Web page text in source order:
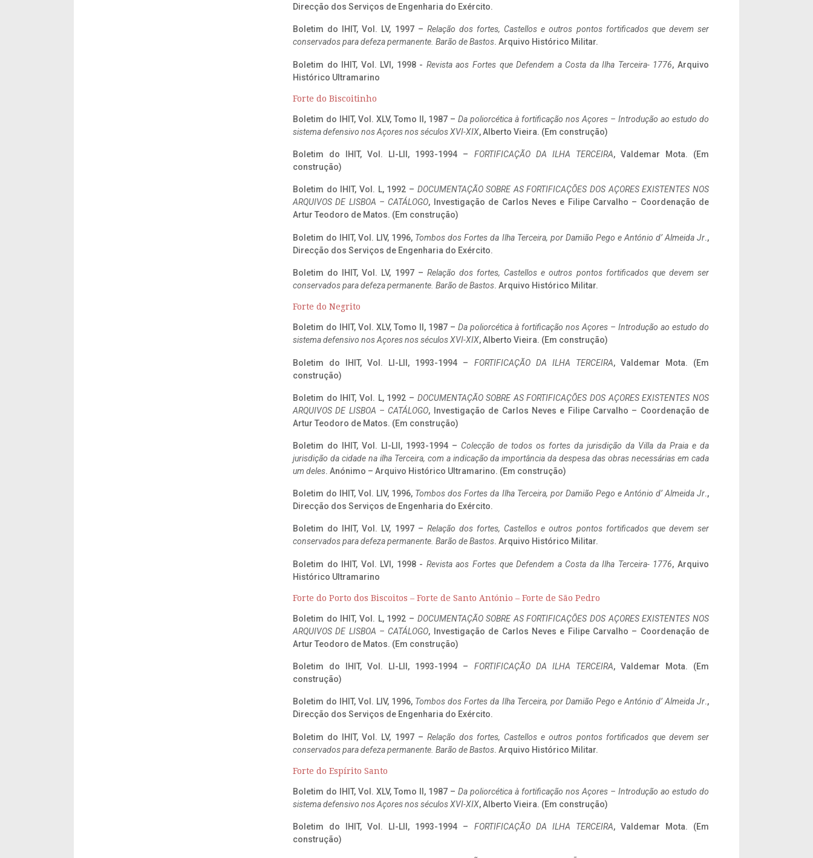
Direcção dos Serviços de Engenharia do Exército.
Boletim do IHIT, Vol. LV, 1997 – Relação dos fortes, Castellos e outros pontos fortificados que devem ser
conservados para defeza permanente. Barão de Bastos. Arquivo Histórico Militar.
Boletim do IHIT, Vol. LVI, 1998 - Revista aos Fortes que Defendem a Costa da Ilha Terceira- 1776, Arquivo
Histórico Ultramarino
Forte do Biscoitinho
Boletim do IHIT, Vol. XLV, Tomo II, 1987 – Da poliorcética à fortificação nos Açores – Introdução ao estudo do
sistema defensivo nos Açores nos séculos XVI-XIX, Alberto Vieira. (Em construção)
Boletim do IHIT, Vol. LI-LII, 1993-1994 – FORTIFICAÇÃO DA ILHA TERCEIRA, Valdemar Mota. (Em
construção)
Boletim do IHIT, Vol. L, 1992 – DOCUMENTAÇÃO SOBRE AS FORTIFICAÇÕES DOS AÇORES EXISTENTES NOS
ARQUIVOS DE LISBOA – CATÁLOGO, Investigação de Carlos Neves e Filipe Carvalho – Coordenação de
Artur Teodoro de Matos. (Em construção)
Boletim do IHIT, Vol. LIV, 1996, Tombos dos Fortes da Ilha Terceira, por Damião Pego e António d’ Almeida Jr.,
Direcção dos Serviços de Engenharia do Exército.
Boletim do IHIT, Vol. LV, 1997 – Relação dos fortes, Castellos e outros pontos fortificados que devem ser
conservados para defeza permanente. Barão de Bastos. Arquivo Histórico Militar.
Forte do Negrito
Boletim do IHIT, Vol. XLV, Tomo II, 1987 – Da poliorcética à fortificação nos Açores – Introdução ao estudo do
sistema defensivo nos Açores nos séculos XVI-XIX, Alberto Vieira. (Em construção)
Boletim do IHIT, Vol. LI-LII, 1993-1994 – FORTIFICAÇÃO DA ILHA TERCEIRA, Valdemar Mota. (Em
construção)
Boletim do IHIT, Vol. L, 1992 – DOCUMENTAÇÃO SOBRE AS FORTIFICAÇÕES DOS AÇORES EXISTENTES NOS
ARQUIVOS DE LISBOA – CATÁLOGO, Investigação de Carlos Neves e Filipe Carvalho – Coordenação de
Artur Teodoro de Matos. (Em construção)
Boletim do IHIT, Vol. LI-LII, 1993-1994 – Colecção de todos os fortes da jurisdição da Villa da Praia e da
jurisdição da cidade na ilha Terceira, com a indicação da importância da despesa das obras necessárias em cada
um deles. Anónimo – Arquivo Histórico Ultramarino. (Em construção)
Boletim do IHIT, Vol. LIV, 1996, Tombos dos Fortes da Ilha Terceira, por Damião Pego e António d’ Almeida Jr.,
Direcção dos Serviços de Engenharia do Exército.
Boletim do IHIT, Vol. LV, 1997 – Relação dos fortes, Castellos e outros pontos fortificados que devem ser
conservados para defeza permanente. Barão de Bastos. Arquivo Histórico Militar.
Boletim do IHIT, Vol. LVI, 1998 - Revista aos Fortes que Defendem a Costa da Ilha Terceira- 1776, Arquivo
Histórico Ultramarino
Forte do Porto dos Biscoitos – Forte de Santo António – Forte de São Pedro
Boletim do IHIT, Vol. L, 1992 – DOCUMENTAÇÃO SOBRE AS FORTIFICAÇÕES DOS AÇORES EXISTENTES NOS
ARQUIVOS DE LISBOA – CATÁLOGO, Investigação de Carlos Neves e Filipe Carvalho – Coordenação de
Artur Teodoro de Matos. (Em construção)
Boletim do IHIT, Vol. LI-LII, 1993-1994 – FORTIFICAÇÃO DA ILHA TERCEIRA, Valdemar Mota. (Em
construção)
Boletim do IHIT, Vol. LIV, 1996, Tombos dos Fortes da Ilha Terceira, por Damião Pego e António d’ Almeida Jr.,
Direcção dos Serviços de Engenharia do Exército.
Boletim do IHIT, Vol. LV, 1997 – Relação dos fortes, Castellos e outros pontos fortificados que devem ser
conservados para defeza permanente. Barão de Bastos. Arquivo Histórico Militar.
Forte do Espírito Santo
Boletim do IHIT, Vol. XLV, Tomo II, 1987 – Da poliorcética à fortificação nos Açores – Introdução ao estudo do
sistema defensivo nos Açores nos séculos XVI-XIX, Alberto Vieira. (Em construção)
Boletim do IHIT, Vol. LI-LII, 1993-1994 – FORTIFICAÇÃO DA ILHA TERCEIRA, Valdemar Mota. (Em
construção)